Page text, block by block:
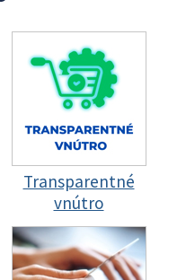
Transparentné
vnútro